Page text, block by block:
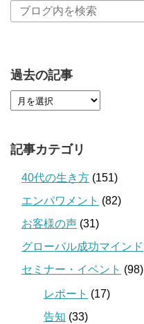
過去の記事
記事カテゴリ
40代の生き方 (151)
エンパワメント (82)
お客様の声 (31)
グローバル成功マインド
セミナー・イベント (98)
レポート (17)
告知 (33)